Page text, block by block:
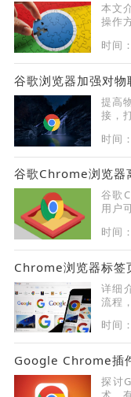
本文
操作
时间
提高
接，
时间
谷歌Chrome浏览器
谷歌
用户
时间
Chrome浏览器标签
详细
流程
时间
Google Chrome插
探讨